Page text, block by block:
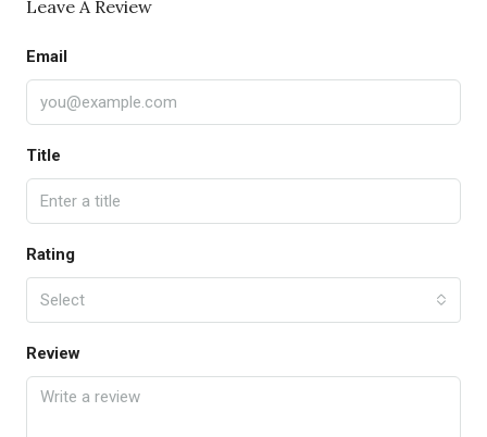
Leave A Review
Email
Title
Rating
Select
Review